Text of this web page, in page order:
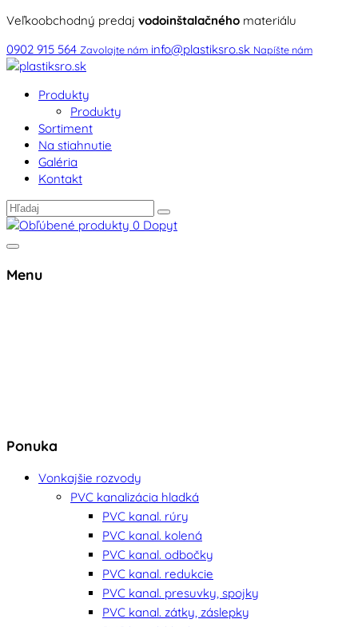
Veľkoobchodný predaj vodoinštalačného materiálu
0902 915 564 Zavolajte nám info@plastiksro.sk Napíšte nám
Produkty
Produkty
Sortiment
Na stiahnutie
Galéria
Kontakt
0 Dopyt
Menu
Ponuka
Vonkajšie rozvody
PVC kanalizácia hladká
PVC kanal. rúry
PVC kanal. kolená
PVC kanal. odbočky
PVC kanal. redukcie
PVC kanal. presuvky, spojky
PVC kanal. zátky, záslepky